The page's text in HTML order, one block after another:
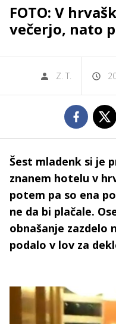
FOTO: V
večerjo, nato
Z. T.
Šest mladenk si je
znanem hotelu v
potem pa so ena
ne da bi plačale.
obnašanje zazdelo
podalo v lov za